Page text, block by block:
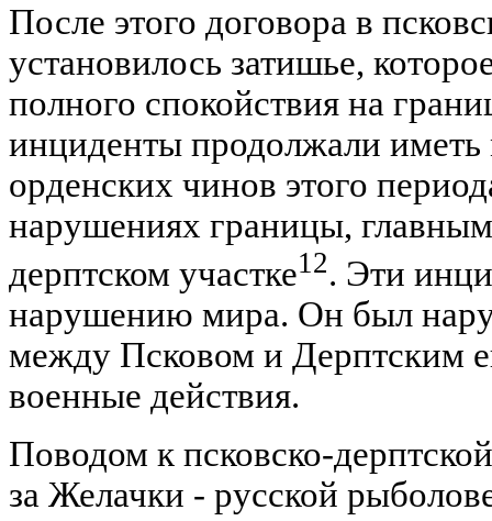
После этого договора в
установилось затишье,
полного спокойствия на
инциденты продолжали иметь
орденских чинов этого
нарушениях границы,
дерптском участке12. Эти
нарушению мира. Он был
между Псковом и Дерптским
военные действия.
Поводом к псковско-
за Желачки - русской